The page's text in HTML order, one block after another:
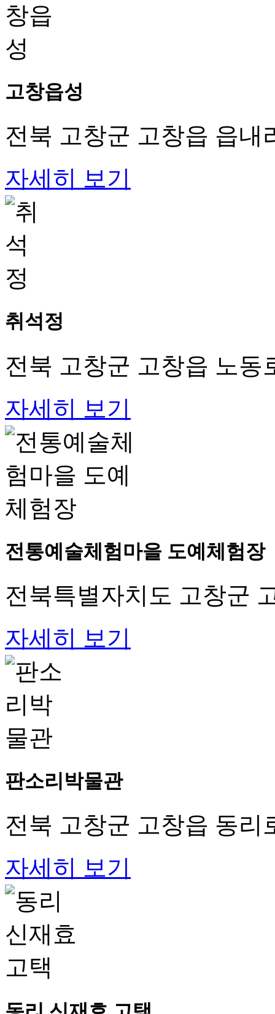
고창읍성
전북 고창군 고창읍 읍내
자세히 보기
취석정
전북 고창군 고창읍 노동
자세히 보기
전통예술체험마을 도예체험장
전북특별자치도 고창군
자세히 보기
판소리박물관
전북 고창군 고창읍 동리
자세히 보기